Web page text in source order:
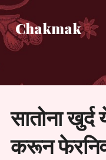
Chakmak
सातोना
करून